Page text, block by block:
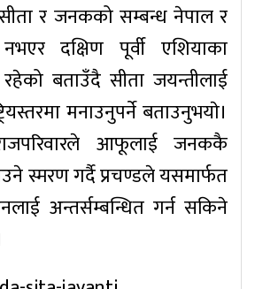
र जनकको सम्बन्ध नेपाल र
दक्षिण पूर्वी एशियाका
बताउँदै सीता जयन्तीलाई
मनाउनुपर्ने बताउनुभयाे।
आफूलाई जनककै
स्मरण गर्दै प्रचण्डले यसमार्फत
अन्तर्सम्बन्धित गर्न सकिने